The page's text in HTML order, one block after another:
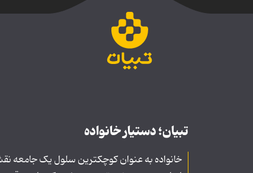
تبیان؛ دستیار خانواده
خانواده به عنوان کوچکترین سلول یک جامعه